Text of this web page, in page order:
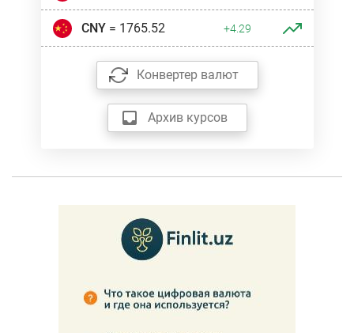
CNY= 1765.52 +4.29
Конвертер валют
Архив курсов